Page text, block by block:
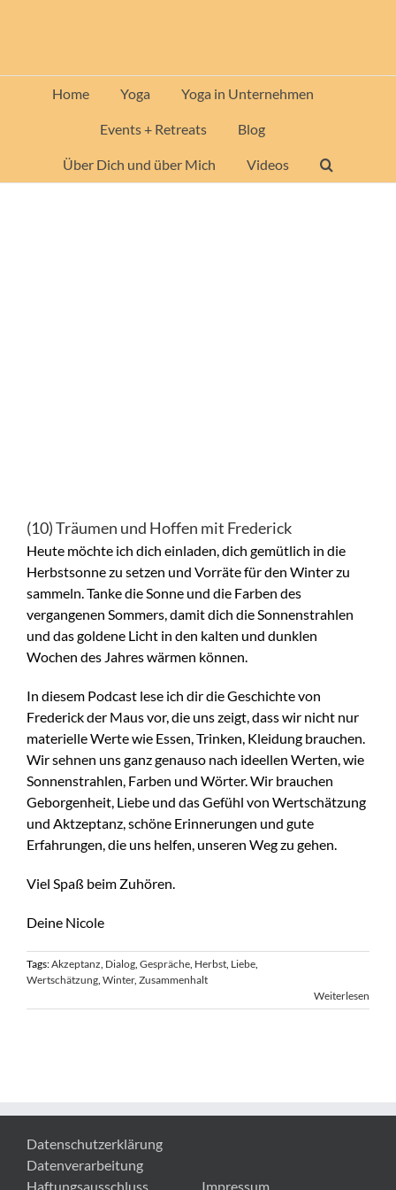
Home Yoga Yoga in Unternehmen
Events + Retreats Blog
Über Dich und über Mich Videos
(10) Träumen und Hoffen mit Frederick
Heute möchte ich dich einladen, dich gemütlich in die
Herbstsonne zu setzen und Vorräte für den Winter zu
sammeln. Tanke die Sonne und die Farben des
vergangenen Sommers, damit dich die Sonnenstrahlen
und das goldene Licht in den kalten und dunklen
Wochen des Jahres wärmen können.
In diesem Podcast lese ich dir die Geschichte von
Frederick der Maus vor, die uns zeigt, dass wir nicht nur
materielle Werte wie Essen, Trinken, Kleidung brauchen.
Wir sehnen uns ganz genauso nach ideellen Werten, wie
Sonnenstrahlen, Farben und Wörter. Wir brauchen
Geborgenheit, Liebe und das Gefühl von Wertschätzung
und Aktzeptanz, schöne Erinnerungen und gute
Erfahrungen, die uns helfen, unseren Weg zu gehen.
Viel Spaß beim Zuhören.
Deine Nicole
Tags:Akzeptanz, Dialog, Gespräche, Herbst, Liebe,
Wertschätzung, Winter, Zusammenhalt
Weiterlesen
Datenschutzerklärung
Datenverarbeitung
Haftungsausschluss
Impressum